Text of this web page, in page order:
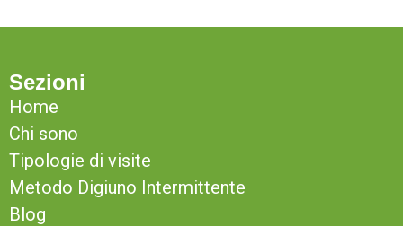
Sezioni
Home
Chi sono
Tipologie di visite
Metodo Digiuno Intermittente
Blog